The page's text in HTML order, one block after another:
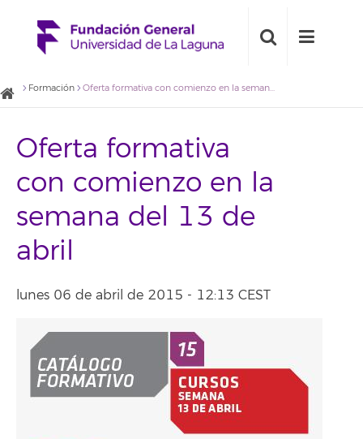
Formación Oferta formativa con comienzo en la semana del 13 de abril
Oferta formativa
con comienzo en la
semana del 13 de
abril
lunes 06 de abril de 2015 - 12:13 CEST